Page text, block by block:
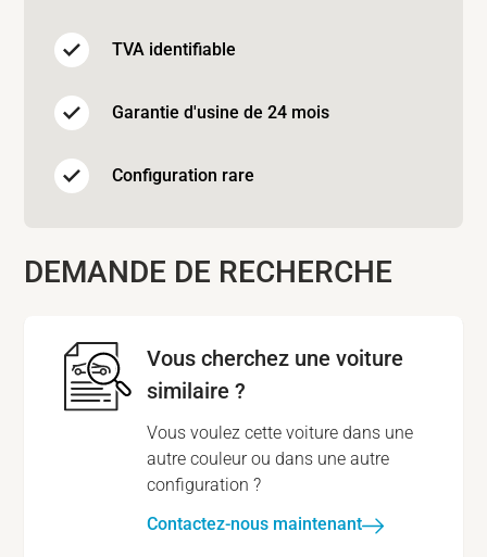
TVA identifiable
Garantie d'usine de 24 mois
Configuration rare
DEMANDE DE RECHERCHE
Vous cherchez une voiture
similaire ?
Vous voulez cette voiture dans une
autre couleur ou dans une autre
configuration ?
Contactez-nous maintenant